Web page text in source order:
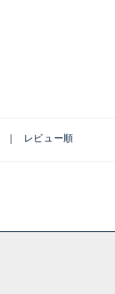
レビュー順